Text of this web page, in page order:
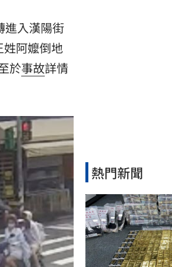
進入漢陽街
阿嬤倒地
於事故詳情
熱門新聞